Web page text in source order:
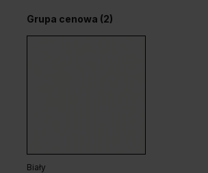
Grupa cenowa (2)
Biały